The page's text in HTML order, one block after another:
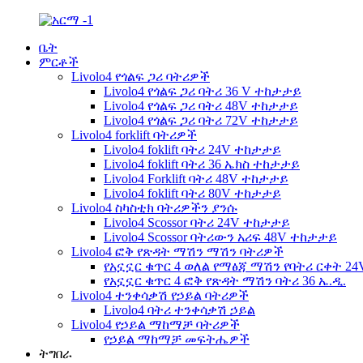
ቤት
ምርቶች
Livolo4 የጎልፍ ጋሪ ባትሪዎች
Livolo4 የጎልፍ ጋሪ ባትሪ 36 V ተከታታይ
Livolo4 የጎልፍ ጋሪ ባትሪ 48V ተከታታይ
Livolo4 የጎልፍ ጋሪ ባትሪ 72V ተከታታይ
Livolo4 forklift ባትሪዎች
Livolo4 foklift ባትሪ 24V ተከታታይ
Livolo4 foklift ባትሪ 36 ኤክስ ተከታታይ
Livolo4 Forklift ባትሪ 48V ተከታታይ
Livolo4 foklift ባትሪ 80V ተከታታይ
Livolo4 ስካስቲክ ባትሪዎችን ያንሱ
Livolo4 Scossor ባትሪ 24V ተከታታይ
Livolo4 Scossor ባትሪውን አሪፍ 48V ተከታታይ
Livolo4 ፎቅ የጽዳት ማሽን ማሽን ባትሪዎች
የአኗኗር ቁጥር 4 ወለል የማፅጃ ማሽን የባትሪ ርቀት
የአኗኗር ቁጥር 4 ፎቅ የጽዳት ማሽን ባትሪ 36 ኤ.ዲ.
Livolo4 ተንቀሳቃሽ የኃይል ባትሪዎች
Livolo4 ባትሪ ተንቀሳቃሽ ኃይል
Livolo4 የኃይል ማከማቻ ባትሪዎች
የኃይል ማከማቻ መፍትሔዎች
ትግበራ